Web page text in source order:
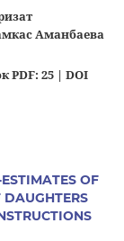
Аманбаева
PDF: 25 | DOI
OF
DAUGHTERS